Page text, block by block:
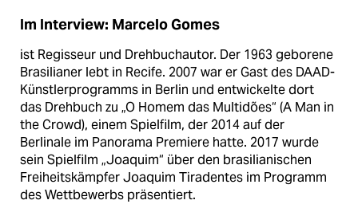
Im Interview: Marcelo Gomes
ist Regisseur und Drehbuchautor. Der 1963 geborene
Brasilianer lebt in Recife. 2007 war er Gast des DAAD-
Künstler­programms in Berlin und entwickelte dort
das Drehbuch zu „O Homem das Multidões“ (A Man in
the Crowd), einem Spielfilm, der 2014 auf der
Berlinale im Panorama Premiere hatte. 2017 wurde
sein Spielfilm „Joaquim“ über den brasilianischen
Freiheitskämpfer Joaquim Tiradentes im Programm
des Wettbewerbs präsentiert.